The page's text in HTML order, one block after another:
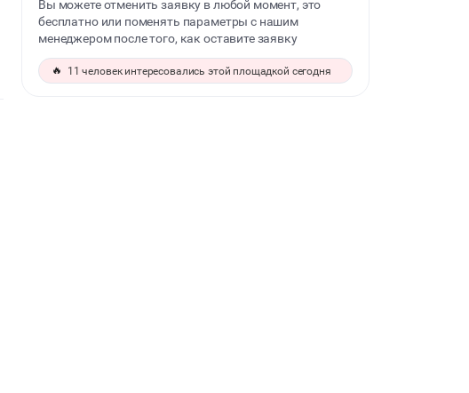
ФОТОСЕССИИ
Вы можете отменить заявку в любой момент, это
бесплатно или поменять параметры с нашим
менеджером после того, как оставите заявку
🔥 11 человек интересовались этой площадкой сегодня